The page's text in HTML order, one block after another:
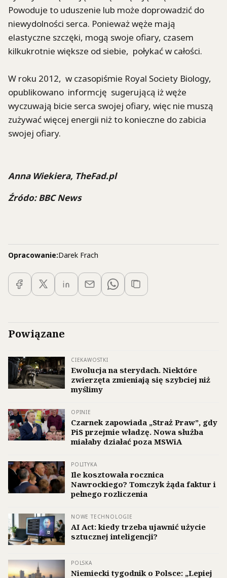
Powoduje to uduszenie lub może doprowadzić do
niewydolności serca. Ponieważ węże mają
elastyczne szczęki, mogą swoje ofiary, czasem
kilkukrotnie większe od siebie, połykać w całości.
W roku 2012, w czasopiśmie Royal Society Biology,
opublikowano informcję sugerującą iż węże
wyczuwają bicie serca swojej ofiary, więc nie muszą
zużywać więcej energii niż to konieczne do zabicia
swojej ofiary.
Anna Wiekiera, TheFad.pl
Źródo: BBC News
Opracowanie:Darek Frach
Powiązane
CIEKAWOSTKI
Ewolucja na sterydach. Niektóre
zwierzęta zmieniają się szybciej niż
myślimy
OPINIE
Czarnek zapowiada „Straż Praw”, gdy
PiS przejmie władzę. Nowa służba
miałaby działać poza MSWiA
POLITYKA
Ile kosztowała rocznica
Nawrockiego? Tomczyk żąda faktur i
pełnego rozliczenia
NOWE TECHNOLOGIE
AI Act: kiedy trzeba ujawnić użycie
sztucznej inteligencji?
POLSKA
Niemiecki tygodnik o Polsce: „Lepiej